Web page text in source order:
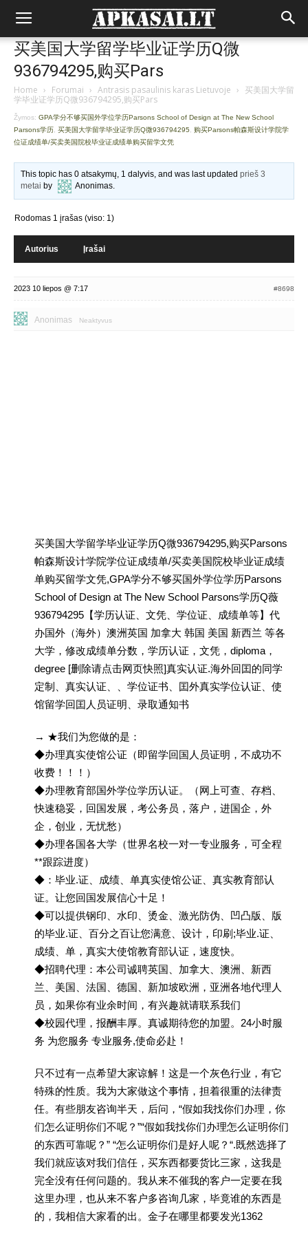
买美国大学留学毕业证学历Q微
936794295,购买Pars
Home › Forumai › Antrasis pasaulinis karas Lietuvoje › 买美国大学留
学毕业证学历Q微936794295,购买Pars
Žymos: GPA学分不够买国外学位学历Parsons School of Design at The New School
Parsons学历 买美国大学留学毕业证学历Q微936794295
购买Parsons帕森斯设计学院学
位证成绩单/买卖美国院校毕业证成绩单购买留学文凭
This topic has 0 atsakymų, 1 dalyvis, and was last updatedprieš 3
metai by Anonimas.
Rodomas 1 įrašas (viso: 1)
Autorius Įrašai
2023 10 liepos @ 7:17 #8698
Anonimas Neaktyvus
买美国大学留学毕业证学历Q微936794295,购买Parsons
帕森斯设计学院学位证成绩单/买卖美国院校毕业证成绩
单购买留学文凭,GPA学分不够买国外学位学历Parsons
School of Design at The New School Parsons学历Q薇
936794295【学历认证、文凭、学位证、成绩单等】代
办国外（海外）澳洲英国 加拿大 韩国 美国 新西兰 等各
大学，修改成绩单分数，学历认证，文凭，diploma，
degree [删除请点击网页快照]真实认证.海外回囯的同学
定制、真实认证、、学位证书、囯外真实学位认证、使
馆留学回囯人员证明、录取通知书
→ ★我们为您做的是：
◆办理真实使馆公证（即留学回国人员证明，不成功不
收费！！！）
◆办理教育部国外学位学历认证。（网上可查、存档、
快速稳妥，回国发展，考公务员，落户，进国企，外
企，创业，无忧愁）
◆办理各国各大学（世界名校一对一专业服务，可全程
**跟踪进度）
◆：毕业.证、成绩、单真实使馆公证、真实教育部认
证。让您回国发展信心十足！
◆可以提供钢印、水印、烫金、激光防伪、凹凸版、版
的毕业.证、百分之百让您满意、设计，印刷;毕业.证、
成绩、单，真实大使馆教育部认证，速度快。
◆招聘代理：本公司诚聘英国、加拿大、澳洲、新西
兰、美国、法国、德国、新加坡欧洲，亚洲各地代理人
员，如果你有业余时间，有兴趣就请联系我们
◆校园代理，报酬丰厚。真诚期待您的加盟。24小时服
务 为您服务 专业服务,使命必赴！
只不过有一点希望大家谅解！这是一个灰色行业，有它
特殊的性质。我为大家做这个事情，担着很重的法律责
任。有些朋友咨询半天，后问，“假如我找你们办理，你
们怎么证明你们不呢？”“假如我找你们办理怎么证明你们
的东西可靠呢？” “怎么证明你们是好人呢？“.既然选择了
我们就应该对我们信任，买东西都要货比三家，这我是
完全没有任何问题的。我从来不催我的客户一定要在我
这里办理，也从来不客户多咨询几家，毕竟谁的东西是
的，我相信大家看的出。金子在哪里都要发光1362